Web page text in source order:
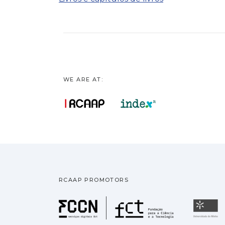
WE ARE AT:
RCAAP PROMOTORS
Fundação